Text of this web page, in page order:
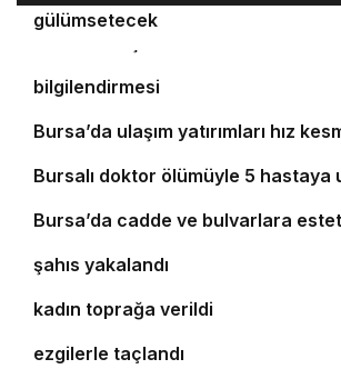
gülümsetecek
4
Bursa’da öğrencilere polislik
bilgilendirmesi
5
Bursa’da ulaşım yatırımları hız
6
Bursalı doktor ölümüyle 5 hastaya
7
Bursa’da cadde ve bulvarlara
Bursa’da 25 yıl kesinleşmiş hapis
şahıs yakalandı
Bursa’daki silahlı saldırıda ölen
kadın toprağa verildi
‘Osmangazi Ramazan Sokağı’
ezgilerle taçlandı